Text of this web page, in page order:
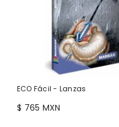
ECO Fácil - Lanzas
$ 765 MXN